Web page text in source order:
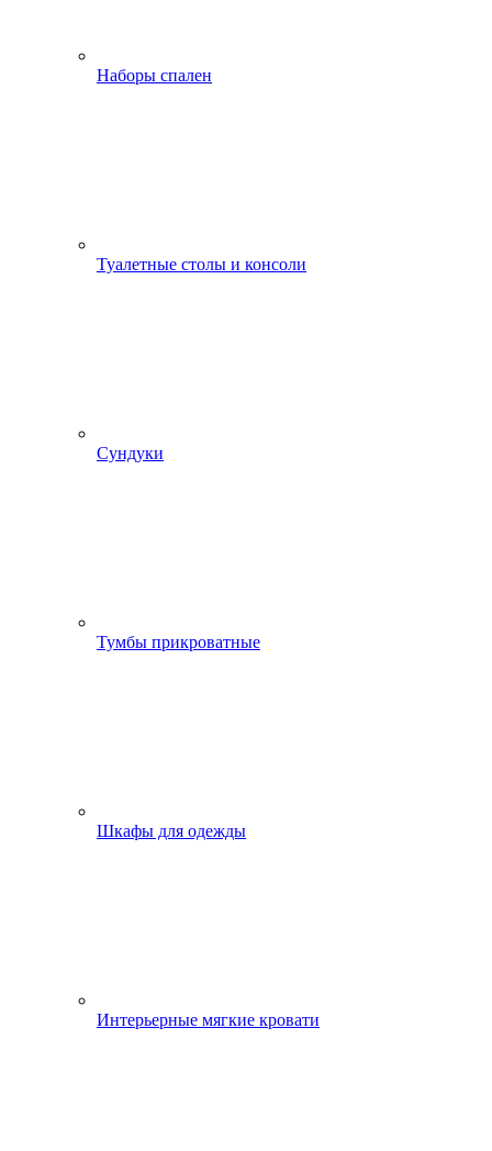
Наборы спален
Туалетные столы и консоли
Сундуки
Тумбы прикроватные
Шкафы для одежды
Интерьерные мягкие кровати